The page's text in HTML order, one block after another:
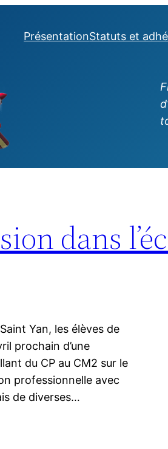
PrésentationStatuts et
dans
Yan, les élèves de
prochain d’une
du CP au CM2 sur le
professionnelle avec
de diverses…